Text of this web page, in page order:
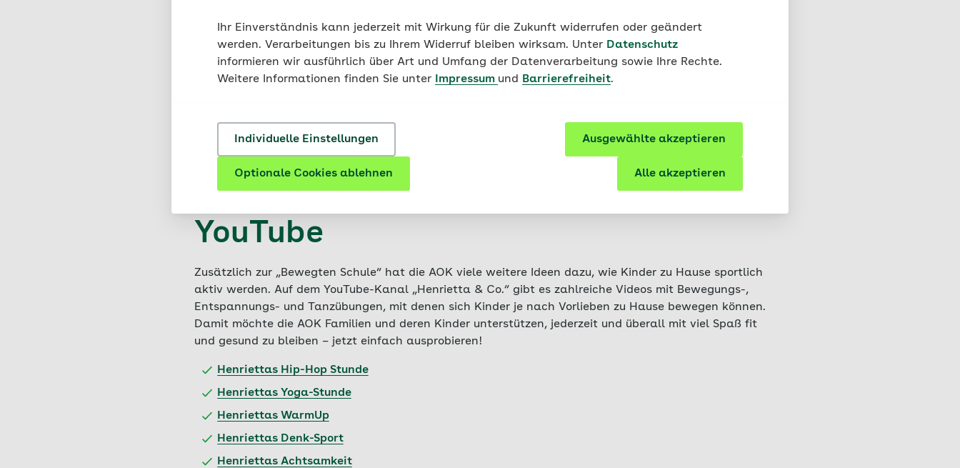
Ihr Einverständnis kann jederzeit mit Wirkung für die Zukunft widerrufen oder geändert
werden. Verarbeitungen bis zu Ihrem Widerruf bleiben wirksam. Unter Datenschutz
informieren wir ausführlich über Art und Umfang der Datenverarbeitung sowie Ihre Rechte.
Weitere Informationen finden Sie unter
Impressum und Barrierefreiheit.
Individuelle Einstellungen Ausgewählte akzeptieren
Optionale Cookies ablehnen Alle akzeptieren
Trainingsplan Bewegte Schule
PDF (1,19 MB)
Mehr Bewegung, Entspannung und
Denksport mit Henrietta auf
YouTube
Zusätzlich zur „Bewegten Schule“ hat die AOK viele weitere Ideen dazu, wie Kinder zu Hause sportlich
aktiv werden. Auf dem YouTube-Kanal „Henrietta & Co.“ gibt es zahlreiche Videos mit Bewegungs-,
Entspannungs- und Tanzübungen, mit denen sich Kinder je nach Vorlieben zu Hause bewegen können.
Damit möchte die AOK Familien und deren Kinder unterstützen, jederzeit und überall mit viel Spaß fit
und gesund zu bleiben – jetzt einfach ausprobieren!
Henriettas Hip-Hop Stunde
Henriettas Yoga-Stunde
Henriettas WarmUp
Henriettas Denk-Sport
Henriettas Achtsamkeit